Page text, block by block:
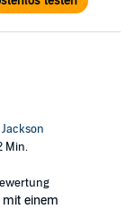
Min.
mit einem